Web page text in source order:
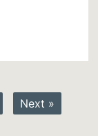
Next »